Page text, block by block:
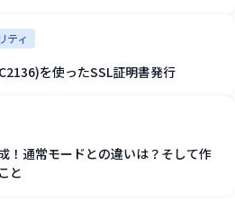
ティ
を使ったSSL証明書発行
！通常モードとの違いは？そして作
と